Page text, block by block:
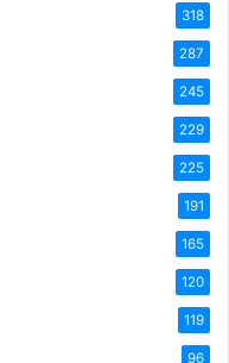
318
287
245
229
225
191
165
120
119
96